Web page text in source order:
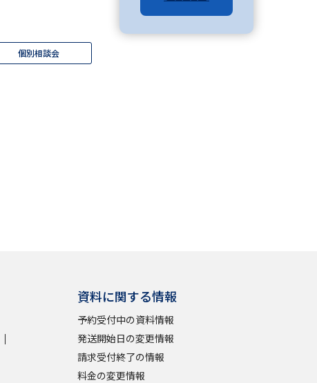
資料検索
このサイトについて
個別相談会
資料に関する情報
予約受付中の資料情報
発送開始日の変更情報
請求受付終了の情報
料金の変更情報